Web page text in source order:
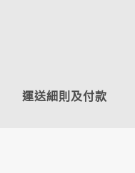
運送細則及付款